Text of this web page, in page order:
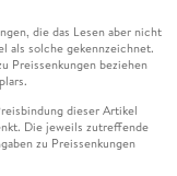
die das Lesen aber nicht
als solche gekennzeichnet.
Preissenkungen beziehen
dieser Artikel
Die jeweils zutreffende
zu Preissenkungen